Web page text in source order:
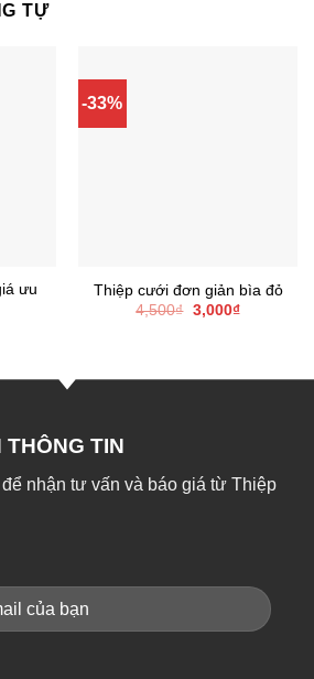
TỰ
ưu
-33%
Thiệp cưới đơn giản bìa đỏ
4,500₫ Giá
3,000₫Giá
TIN
nhận tư vấn và báo giá từ Thiệp